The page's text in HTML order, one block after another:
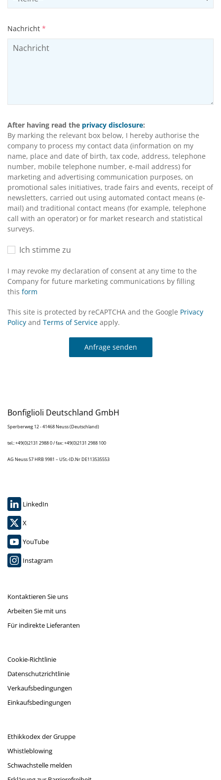
Nachricht *
After having read the privacy disclosure:
By marking the relevant box below, I hereby authorise the
company to process my contact data (information on my
name, place and date of birth, tax code, address, telephone
number, mobile telephone number, e-mail address) for
marketing and advertising communication purposes, on
promotional sales initiatives, trade fairs and events, receipt of
newsletters, carried out using automated contact means (e-
mail) and traditional contact means (for example, telephone
call with an operator) or for market research and statistical
surveys.
Ich stimme zu
I may revoke my declaration of consent at any time to the
Company for future marketing communications by filling
this form
This site is protected by reCAPTCHA and the Google Privacy
Policy and Terms of Service apply.
Anfrage senden
Bonfiglioli Deutschland GmbH
Sperberweg 12 - 41468 Neuss (Deutschland)
tel.: +49(0)2131 2988 0 / fax: +49(0)2131 2988 100
AG Neuss 57 HRB 9981 – USt.-ID.Nr DE113535553
LinkedIn
X
YouTube
Instagram
Kontaktieren Sie uns
Arbeiten Sie mit uns
Für indirekte Lieferanten
Cookie-Richtlinie
Datenschutzrichtlinie
Verkaufsbedingungen
Einkaufsbedingungen
Ethikkodex der Gruppe
Whistleblowing
Schwachstelle melden